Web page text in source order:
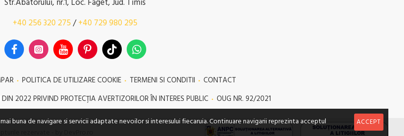
Str.Abatorului, nr.1, Loc. Faget, Jud. Timis
+40 256 320 275 /+40 729 980 295
POLITICA DE UTILIZARE COOKIE TERMENI SI CONDITII
CONTACT
2022 PRIVIND PROTECŢIA AVERTIZORILOR ÎN INTERES PUBLIC
OUG NR. 92/2021
rezervate - by DevPro.ro
ACCEPT
de navigare si servicii adaptate nevoilor si interesului fiecaruia. Continuare navigarii reprezinta acceptul